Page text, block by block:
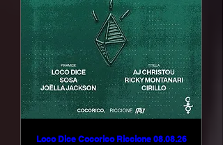
Loco Dice Cocorico Riccione 08.08.26